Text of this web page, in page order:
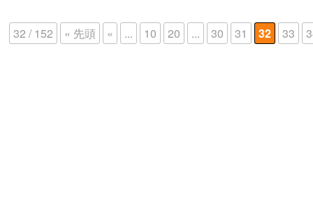
32 / 152 « 先頭 « ... 10 20 ... 30 31 32 33